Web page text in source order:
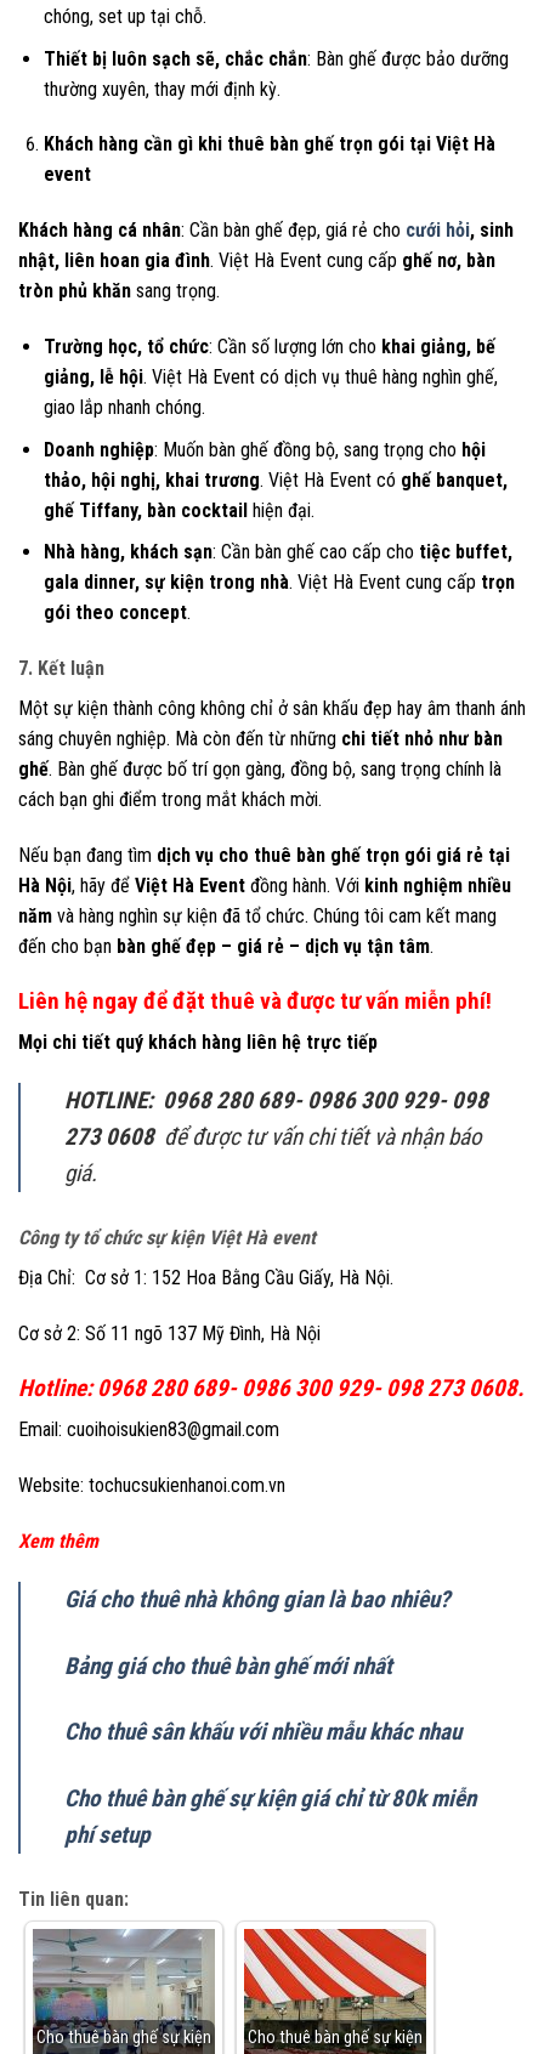
chóng, set up tại chỗ.
Thiết bị luôn sạch sẽ, chắc chắn: Bàn ghế được bảo dưỡng
thường xuyên, thay mới định kỳ.
Khách hàng cần gì khi thuê bàn ghế trọn gói tại Việt Hà
event
Khách hàng cá nhân: Cần bàn ghế đẹp, giá rẻ cho cưới hỏi, sinh
nhật, liên hoan gia đình. Việt Hà Event cung cấp ghế nơ, bàn
tròn phủ khăn sang trọng.
Trường học, tổ chức: Cần số lượng lớn cho khai giảng, bế
giảng, lễ hội. Việt Hà Event có dịch vụ thuê hàng nghìn ghế,
giao lắp nhanh chóng.
Doanh nghiệp: Muốn bàn ghế đồng bộ, sang trọng cho hội
thảo, hội nghị, khai trương. Việt Hà Event có ghế banquet,
ghế Tiffany, bàn cocktailhiện đại.
Nhà hàng, khách sạn: Cần bàn ghế cao cấp cho tiệc buffet,
gala dinner, sự kiện trong nhà. Việt Hà Event cung cấp trọn
gói theo concept.
7. Kết luận
Một sự kiện thành công không chỉ ở sân khấu đẹp hay âm thanh ánh
sáng chuyên nghiệp. Mà còn đến từ những chi tiết nhỏ như bàn
ghế. Bàn ghế được bố trí gọn gàng, đồng bộ, sang trọng chính là
cách bạn ghi điểm trong mắt khách mời.
Nếu bạn đang tìm dịch vụ cho thuê bàn ghế trọn gói giá rẻ tại
Hà Nội, hãy để Việt Hà Event đồng hành. Với kinh nghiệm nhiều
năm và hàng nghìn sự kiện đã tổ chức. Chúng tôi cam kết mang
đến cho bạn bàn ghế đẹp – giá rẻ – dịch vụ tận tâm.
Liên hệ ngay để đặt thuê và được tư vấn miễn phí!
Mọi chi tiết quý khách hàng liên hệ trực tiếp
HOTLINE: 0968 280 689- 0986 300 929- 098
273 0608 để được tư vấn chi tiết và nhận báo
giá.
Công ty tổ chức sự kiện Việt Hà event
Địa Chỉ: Cơ sở 1: 152 Hoa Bằng Cầu Giấy, Hà Nội.
Cơ sở 2: Số 11 ngõ 137 Mỹ Đình, Hà Nội
Hotline: 0968 280 689- 0986 300 929- 098 273 0608.
Email: cuoihoisukien83@gmail.com
Website: tochucsukienhanoi.com.vn
Xem thêm
Giá cho thuê nhà không gian là bao nhiêu?
Bảng giá cho thuê bàn ghế mới nhất
Cho thuê sân khấu với nhiều mẫu khác nhau
Cho thuê bàn ghế sự kiện giá chỉ từ 80k miễn
phí setup
Tin liên quan:
Cho thuê bàn ghế sự kiện
Cho thuê bàn ghế sự kiện